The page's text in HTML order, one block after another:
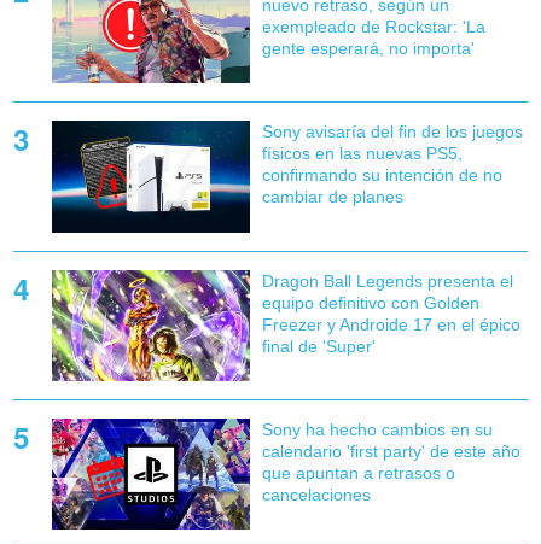
nuevo retraso, según un
exempleado de Rockstar: 'La
gente esperará, no importa'
Sony avisaría del fin de los juegos
físicos en las nuevas PS5,
confirmando su intención de no
cambiar de planes
Dragon Ball Legends presenta el
equipo definitivo con Golden
Freezer y Androide 17 en el épico
final de 'Super'
Sony ha hecho cambios en su
calendario 'first party' de este año
que apuntan a retrasos o
cancelaciones